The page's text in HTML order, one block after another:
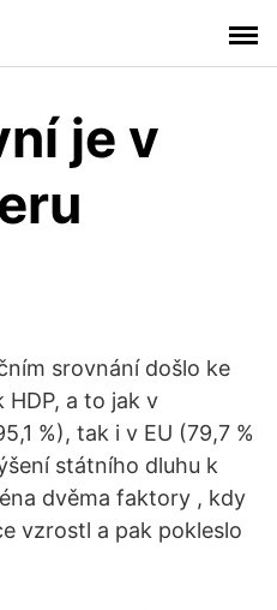
je v
srovnání došlo ke
a to jak v
%), tak i v EU (79,7 %
státního dluhu k
dvěma faktory , kdy
vzrostl a pak pokleslo